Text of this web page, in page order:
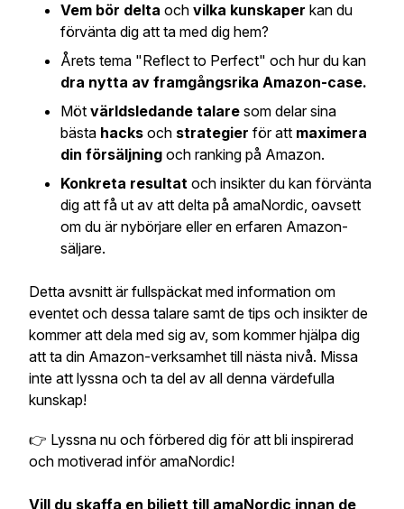
Vem bör delta och vilka kunskaper kan du
förvänta dig att ta med dig hem?
Årets tema "Reflect to Perfect" och hur du kan
dra nytta av framgångsrika Amazon-case.
Möt världsledande talare som delar sina
bästa hacks och strategier för att maximera
din försäljning och ranking på Amazon.
Konkreta resultat och insikter du kan förvänta
dig att få ut av att delta på amaNordic, oavsett
om du är nybörjare eller en erfaren Amazon-
säljare.
Detta avsnitt är fullspäckat med information om
eventet och dessa talare samt de tips och insikter de
kommer att dela med sig av, som kommer hjälpa dig
att ta din Amazon-verksamhet till nästa nivå. Missa
inte att lyssna och ta del av all denna värdefulla
kunskap!
👉 Lyssna nu och förbered dig för att bli inspirerad
och motiverad inför amaNordic!
Vill du skaffa en biljett till amaNordic innan de